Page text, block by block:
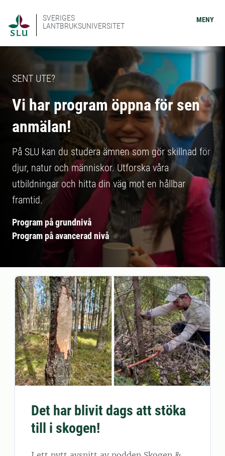
SVERIGES
LANTBRUKSUNIVERSITET
MENY
SENT UTE?
Vi har program öppna för sen
anmälan!
På SLU kan du studera ämnen som gör skillnad för
djur, natur och människor. Utforska våra
utbildningar och hitta din väg mot en hållbar
framtid.
Program på grundnivå
Program på avancerad nivå
Det har blivit dags att stöka
till i skogen!